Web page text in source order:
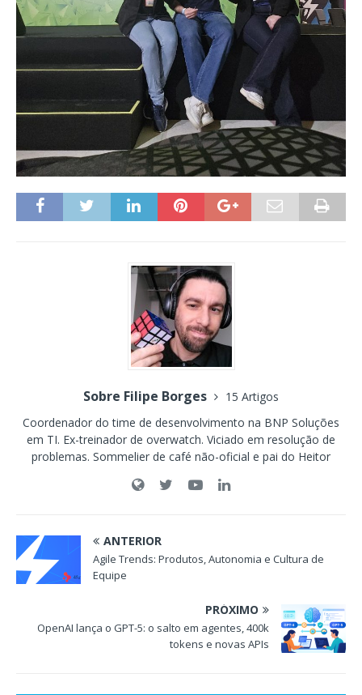
Sobre Filipe Borges
15 Artigos
Coordenador do time de desenvolvimento na BNP Soluções
em TI. Ex-treinador de overwatch. Viciado em resolução de
problemas. Sommelier de café não-oficial e pai do Heitor
ANTERIOR
Agile Trends: Produtos, Autonomia e Cultura de
Equipe
PRÓXIMO
OpenAI lança o GPT-5: o salto em agentes, 400k
tokens e novas APIs